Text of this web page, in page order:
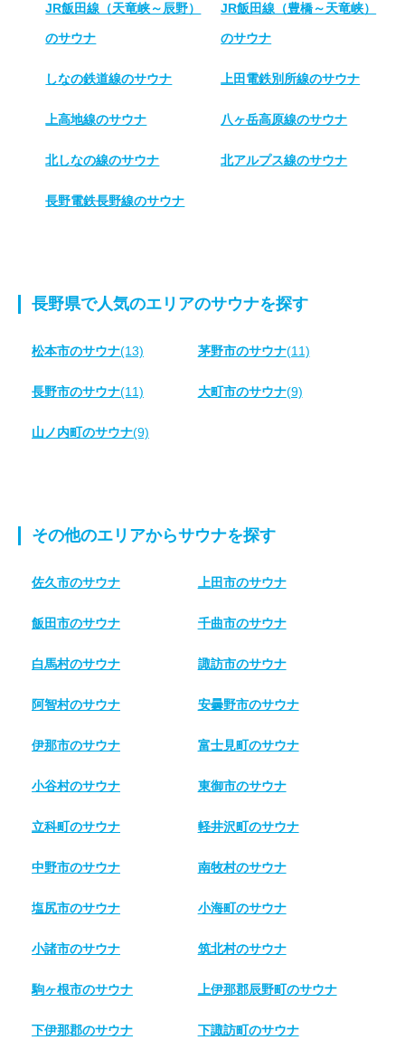
JR飯田線（天竜峡～辰野）
のサウナ
JR飯田線（豊橋～天竜峡）
のサウナ
しなの鉄道線のサウナ 上田電鉄別所線のサウナ
上高地線のサウナ 八ヶ岳高原線のサウナ
北しなの線のサウナ 北アルプス線のサウナ
長野電鉄長野線のサウナ
長野県で人気のエリアのサウナを探す
松本市のサウナ(13) 茅野市のサウナ(11)
長野市のサウナ(11) 大町市のサウナ(9)
山ノ内町のサウナ(9)
その他のエリアからサウナを探す
佐久市のサウナ 上田市のサウナ
飯田市のサウナ 千曲市のサウナ
白馬村のサウナ 諏訪市のサウナ
阿智村のサウナ 安曇野市のサウナ
伊那市のサウナ 富士見町のサウナ
小谷村のサウナ 東御市のサウナ
立科町のサウナ 軽井沢町のサウナ
中野市のサウナ 南牧村のサウナ
塩尻市のサウナ 小海町のサウナ
小諸市のサウナ 筑北村のサウナ
駒ヶ根市のサウナ 上伊那郡辰野町のサウナ
下伊那郡のサウナ 下諏訪町のサウナ